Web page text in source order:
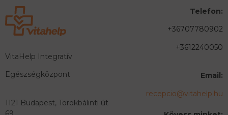
VitaHelp Integratív
Egészségközpont
1121 Budapest, Törökbálinti út
Telefon:
+36707780902
+3612240050
Email:
recepcio@vitahelp.hu